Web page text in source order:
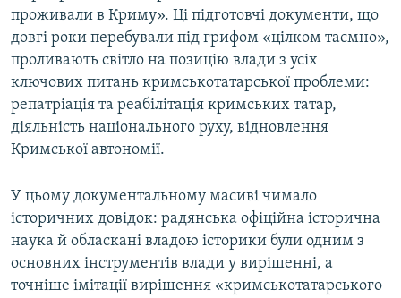
проживали в Криму». Ці підготовчі документи, що
довгі роки перебували під грифом «цілком таємно»,
проливають світло на позицію влади з усіх
ключових питань кримськотатарської проблеми:
репатріація та реабілітація кримських татар,
діяльність національного руху, відновлення
Кримської автономії.
У цьому документальному масиві чимало
історичних довідок: радянська офіційна історична
наука й обласкані владою історики були одним з
основних інструментів влади у вирішенні, а
точніше імітації вирішення «кримськотатарського